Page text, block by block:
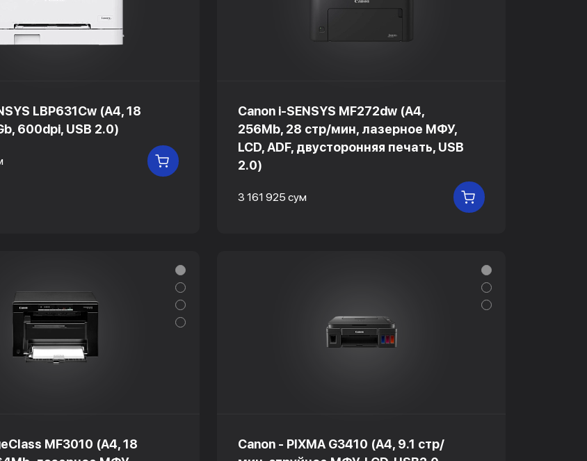
LBP631Cw (A4, 18
600dpi, USB 2.0)
В КОРЗИНУ
Canon i-SENSYS MF272dw (A4,
256Mb, 28 стр/мин, лазерное МФУ,
LCD, ADF, двусторонняя печать, USB
2.0)
3 161 925 сум В КОРЗИНУ
MF3010 (A4, 18
Canon - PIXMA G3410 (A4, 9.1 стр/